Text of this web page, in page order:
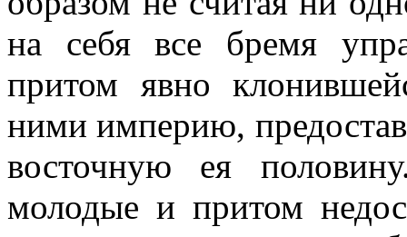
на себя все бремя
притом явно
ними империю,
восточную ея
молодые и притом